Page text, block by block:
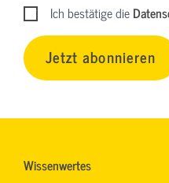
Ich bestätige die
Jetzt abonnieren
Wissenwertes